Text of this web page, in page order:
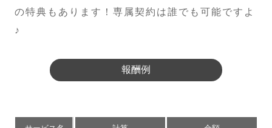
の特典もあります！専属契約は誰でも可能ですよ
♪
報酬例